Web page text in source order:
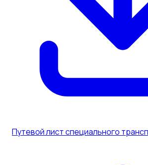
Путевой лист специального